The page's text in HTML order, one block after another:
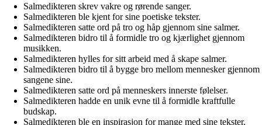
Salmedikteren skrev vakre og rørende sanger.
Salmedikteren ble kjent for sine poetiske tekster.
Salmedikteren satte ord på tro og håp gjennom sine salmer.
Salmedikteren bidro til å formidle tro og kjærlighet gjennom
musikken.
Salmedikteren hylles for sitt arbeid med å skape salmer.
Salmedikteren bidro til å bygge bro mellom mennesker gjennom
sangene sine.
Salmedikteren satte ord på menneskers innerste følelser.
Salmedikteren hadde en unik evne til å formidle kraftfulle
budskap.
Salmedikteren ble en inspirasjon for mange med sine tekster.